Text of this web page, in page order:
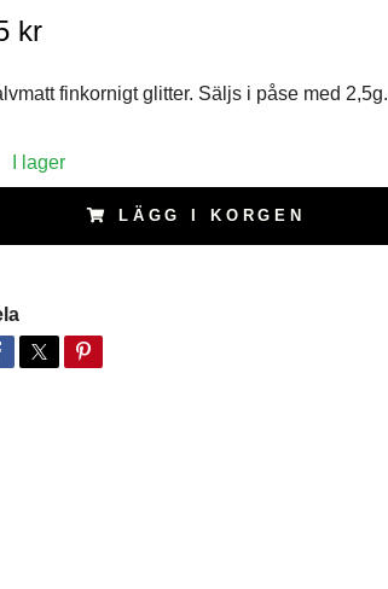
kr
finkornigt glitter. Säljs i påse med 2,5g.
I lager
LÄGG I KORGEN